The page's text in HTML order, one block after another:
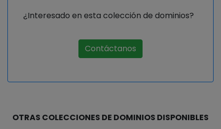
¿Interesado en esta colección de dominios?
Contáctanos
OTRAS COLECCIONES DE DOMINIOS DISPONIBLES